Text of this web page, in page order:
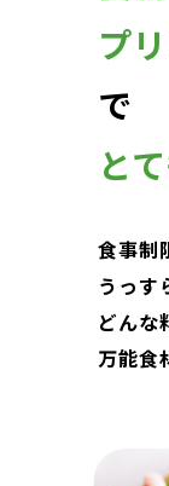
プ
で
と
食事制
うっす
どんな
万能食